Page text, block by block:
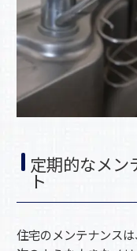
定期的なメン
ト
住宅のメンテナンスは